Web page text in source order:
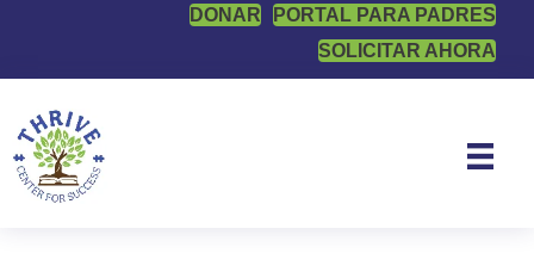
DONAR
PORTAL PARA PADRES
SOLICITAR AHORA